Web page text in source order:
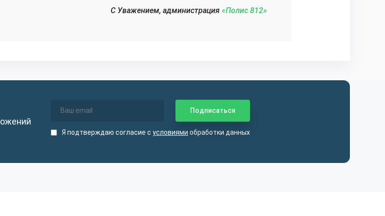
C Уважением, администрация «Полис 812»‎
Я подтверждаю согласие с условиями обработки данных